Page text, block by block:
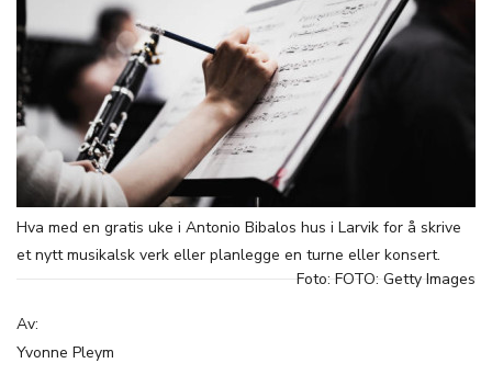
Hva med en gratis uke i Antonio Bibalos hus i Larvik for å skrive
et nytt musikalsk verk eller planlegge en turne eller konsert.
Foto: FOTO: Getty Images
Av:
Yvonne Pleym